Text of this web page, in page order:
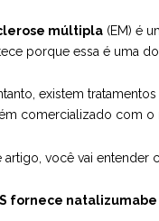
múltipla(EM) é
porque essa é uma
existem
comercializado com o
artigo, você vai
fornece